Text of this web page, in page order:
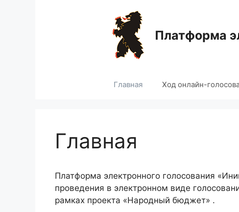
Платформа
Главная Ход онлайн-
Главная
Платформа электронного голосования
проведения в электронном виде
рамках проекта «Народный бюджет» .